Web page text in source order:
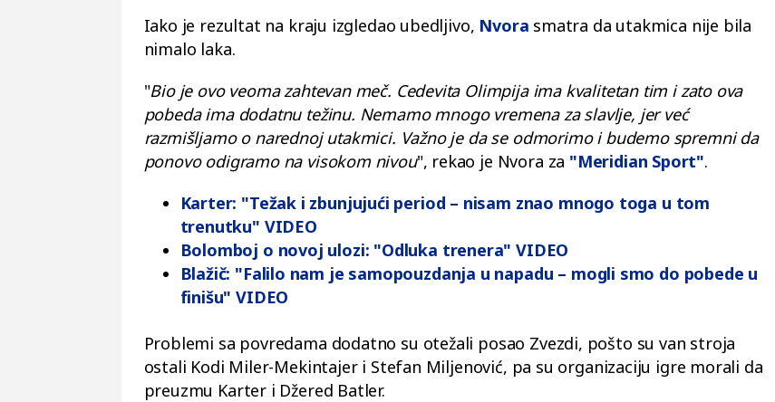
Iako je rezultat na kraju izgledao ubedljivo, Nvora smatra da utakmica nije bila
nimalo laka.
"Bio je ovo veoma zahtevan meč. Cedevita Olimpija ima kvalitetan tim i zato ova
pobeda ima dodatnu težinu. Nemamo mnogo vremena za slavlje, jer već
razmišljamo o narednoj utakmici. Važno je da se odmorimo i budemo spremni da
ponovo odigramo na visokom nivou", rekao je Nvora za "Meridian Sport".
Karter: "Težak i zbunjujući period – nisam znao mnogo toga u tom
trenutku" VIDEO
Bolomboj o novoj ulozi: "Odluka trenera" VIDEO
Blažič: "Falilo nam je samopouzdanja u napadu – mogli smo do pobede u
finišu" VIDEO
Problemi sa povredama dodatno su otežali posao Zvezdi, pošto su van stroja
ostali Kodi Miler-Mekintajer i Stefan Miljenović, pa su organizaciju igre morali da
preuzmu Karter i Džered Batler.